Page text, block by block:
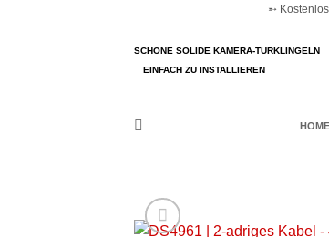
➵
SCHÖNE SOLIDE KAMERA-TÜRKLINGELN
EINFACH ZU INSTALLIEREN
HOME